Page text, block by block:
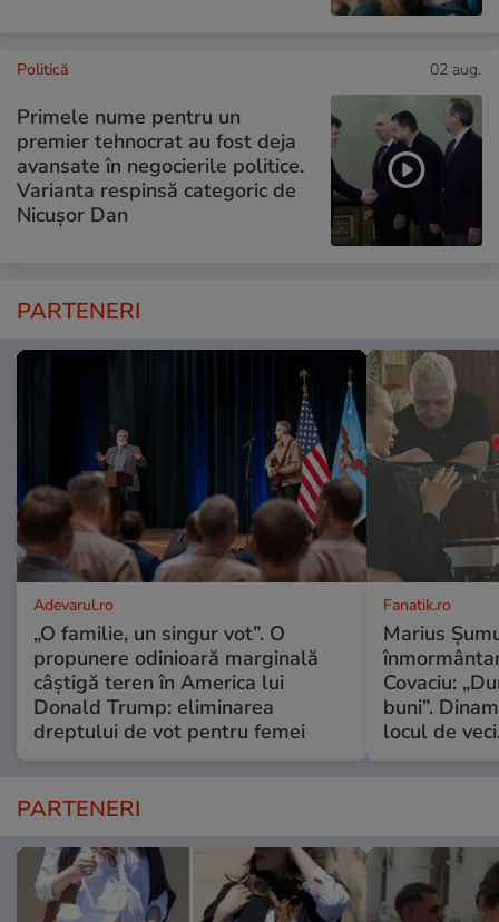
Politică 02 aug.
Primele nume pentru un
premier tehnocrat au fost deja
avansate în negocierile politice.
Varianta respinsă categoric de
Nicușor Dan
PARTENERI
Adevarul.ro
„O familie, un singur vot”. O
propunere odinioară marginală
câștigă teren în America lui
Donald Trump: eliminarea
dreptului de vot pentru femei
Fanatik.ro
Marius
Covaciu:
buni”.
locul de
PARTENERI